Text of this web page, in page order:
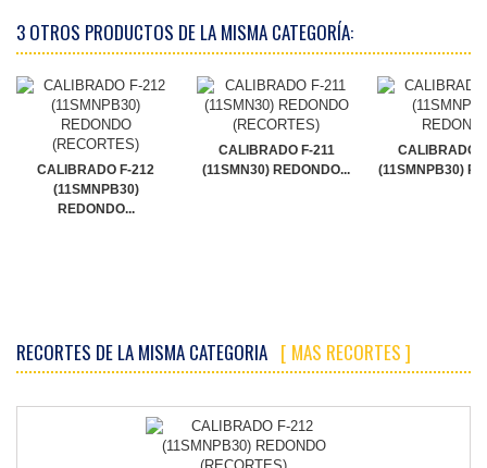
3 OTROS PRODUCTOS DE LA MISMA CATEGORÍA:
CALIBRADO F-212
(11SMNPB30)
REDONDO...
CALIBRADO F-211
(11SMN30) REDONDO...
CALIBRADO
(11SMNPB30)
RECORTES DE LA MISMA CATEGORIA [ MAS RECORTES ]